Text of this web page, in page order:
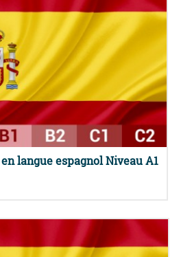
langue espagnol Niveau A1